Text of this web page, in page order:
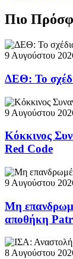
Πιο
9 Αυγούστου
ΔΕΘ: Το
9 Αυγούστου
Κόκκινος
Red Code
9 Αυγούστου
Μη
αποθήκη
8 Αυγούστου